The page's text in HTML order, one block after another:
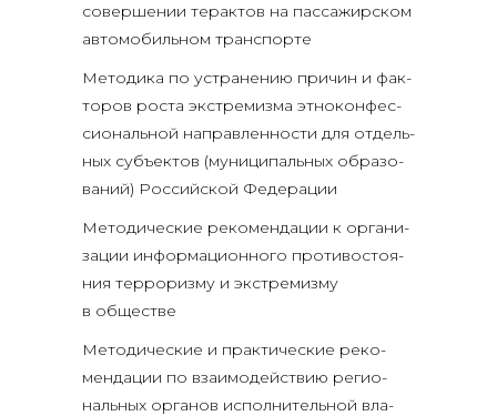
совер­ше­нии тер­ак­тов на пас­са­жир­ском
авто­мо­биль­ном транспорте
Мето­ди­ка по устра­не­нию при­чин и фак­
то­ров роста экс­тре­миз­ма этно­кон­фес­
си­о­наль­ной направ­лен­но­сти для отдель­
ных субъ­ек­тов (муни­ци­паль­ных обра­зо­
ва­ний) Рос­сий­ской Федерации
Мето­ди­че­ские реко­мен­да­ции к орга­ни­
за­ции инфор­ма­ци­он­но­го про­ти­во­сто­я­
ния тер­ро­риз­му и экс­тре­миз­му
в обществе
Мето­ди­че­ские и прак­ти­че­ские реко­
мен­да­ции по вза­и­мо­дей­ствию реги­о­
наль­ных орга­нов испол­ни­тель­ной вла­